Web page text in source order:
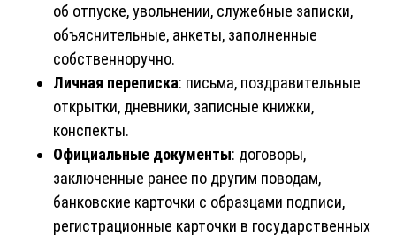
об отпуске, увольнении, служебные записки,
объяснительные, анкеты, заполненные
собственноручно.
Личная переписка: письма, поздравительные
открытки, дневники, записные книжки,
конспекты.
Официальные документы: договоры,
заключенные ранее по другим поводам,
банковские карточки с образцами подписи,
регистрационные карточки в государственных